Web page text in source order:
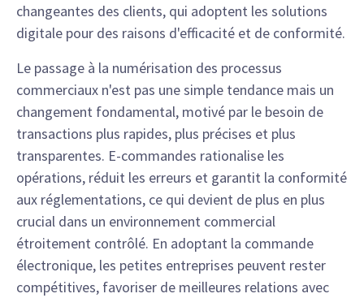
changeantes des clients, qui adoptent les solutions
digitale pour des raisons d'efficacité et de conformité.
Le passage à la numérisation des processus
commerciaux n'est pas une simple tendance mais un
changement fondamental, motivé par le besoin de
transactions plus rapides, plus précises et plus
transparentes. E-commandes rationalise les
opérations, réduit les erreurs et garantit la conformité
aux réglementations, ce qui devient de plus en plus
crucial dans un environnement commercial
étroitement contrôlé. En adoptant la commande
électronique, les petites entreprises peuvent rester
compétitives, favoriser de meilleures relations avec